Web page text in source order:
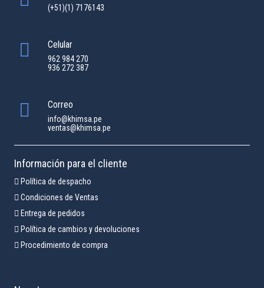
(+51)(1) 7176143
Celular
962 984 270
936 272 387
Correo
info@khimsa.pe
ventas@khimsa.pe
Información para el cliente
Política de despacho
Condiciones de Ventas
Entrega de pedidos
Política de cambios y devoluciones
Procedimiento de compra